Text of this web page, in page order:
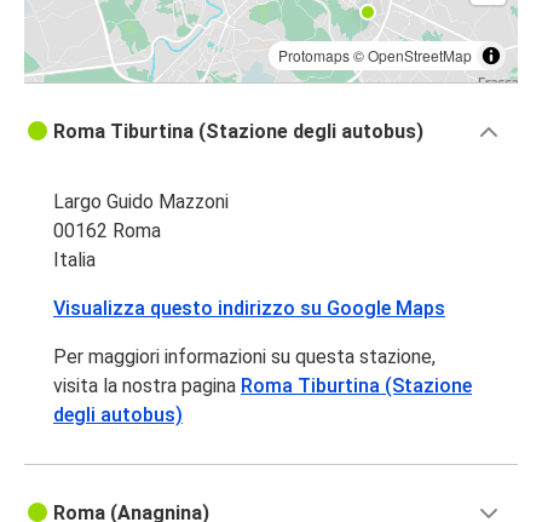
Protomaps©OpenStreetMap
Roma Tiburtina (Stazione degli autobus)
Largo Guido Mazzoni
00162 Roma
Italia
Visualizza questo indirizzo su Google Maps
Per maggiori informazioni su questa stazione,
visita la nostra pagina Roma Tiburtina (Stazione
degli autobus)
Roma (Anagnina)